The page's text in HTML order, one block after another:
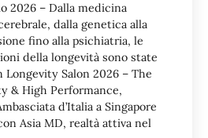
2026 – Dalla medicina
dalla genetica alla
fino alla psichiatria, le
della longevità sono state
Longevity Salon 2026 – The
& High Performance,
d’Italia a Singapore
Asia MD, realtà attiva nel